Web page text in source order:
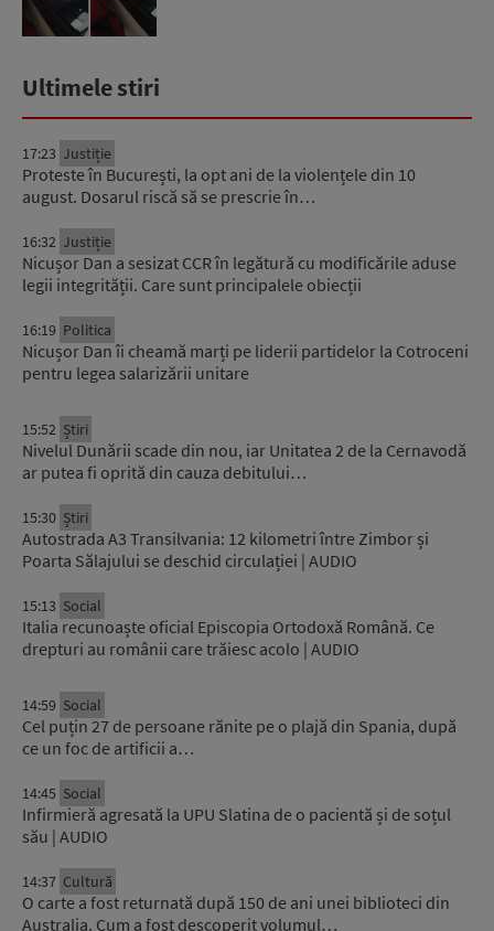
Ultimele stiri
17:23 Justiție
Proteste în București, la opt ani de la violențele din 10
august. Dosarul riscă să se prescrie în…
16:32 Justiție
Nicușor Dan a sesizat CCR în legătură cu modificările aduse
legii integrității. Care sunt principalele obiecții
16:19 Politica
Nicușor Dan îi cheamă marți pe liderii partidelor la Cotroceni
pentru legea salarizării unitare
15:52 Știri
Nivelul Dunării scade din nou, iar Unitatea 2 de la Cernavodă
ar putea fi oprită din cauza debitului…
15:30 Știri
Autostrada A3 Transilvania: 12 kilometri între Zimbor și
Poarta Sălajului se deschid circulației | AUDIO
15:13 Social
Italia recunoaște oficial Episcopia Ortodoxă Română. Ce
drepturi au românii care trăiesc acolo | AUDIO
14:59 Social
Cel puțin 27 de persoane rănite pe o plajă din Spania, după
ce un foc de artificii a…
14:45 Social
Infirmieră agresată la UPU Slatina de o pacientă și de soțul
său | AUDIO
14:37 Cultură
O carte a fost returnată după 150 de ani unei biblioteci din
Australia. Cum a fost descoperit volumul…